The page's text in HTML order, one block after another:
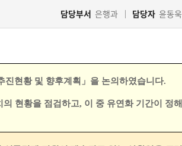
담당부서 은행과 담당자 윤동
진현황 및 향후계획 」 을 논의하였습니다.
의 현황을 점검하고, 이 중 유연화 기간이 정